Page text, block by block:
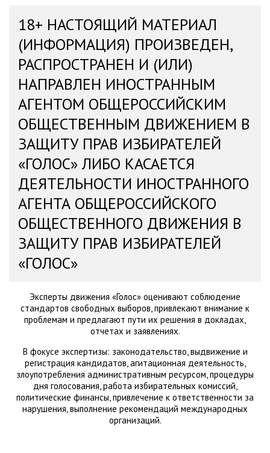
18+ НАСТОЯЩИЙ МАТЕРИАЛ
(ИНФОРМАЦИЯ) ПРОИЗВЕДЕН,
РАСПРОСТРАНЕН И (ИЛИ)
НАПРАВЛЕН ИНОСТРАННЫМ
АГЕНТОМ ОБЩЕРОССИЙСКИМ
ОБЩЕСТВЕННЫМ ДВИЖЕНИЕМ В
ЗАЩИТУ ПРАВ ИЗБИРАТЕЛЕЙ
«ГОЛОС» ЛИБО КАСАЕТСЯ
ДЕЯТЕЛЬНОСТИ ИНОСТРАННОГО
АГЕНТА ОБЩЕРОССИЙСКОГО
ОБЩЕСТВЕННОГО ДВИЖЕНИЯ В
ЗАЩИТУ ПРАВ ИЗБИРАТЕЛЕЙ
«ГОЛОС»
Эксперты движения «Голос» оценивают соблюдение
стандартов свободных выборов, привлекают внимание к
проблемам и предлагают пути их решения в докладах,
отчетах и заявлениях.
В фокусе экспертизы: законодательство, выдвижение и
регистрация кандидатов, агитационная деятельность,
злоупотребления административным ресурсом, процедуры
дня голосования, работа избирательных комиссий,
политические финансы, привлечение к ответственности за
нарушения, выполнение рекомендаций международных
организаций.